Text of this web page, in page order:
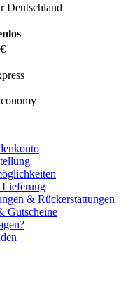
Deutschland
Lieferung
& Rückerstattungen
Gutscheine